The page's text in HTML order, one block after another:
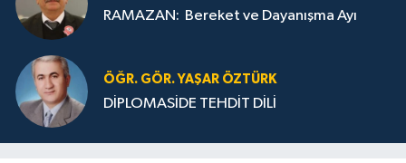
RAMAZAN: Bereket ve Dayanışma Ayı
ÖĞR. GÖR. YAŞAR ÖZTÜRK
DİPLOMASİDE TEHDİT DİLİ